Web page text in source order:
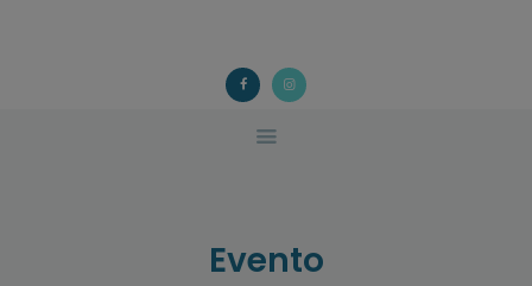
Evento
ACOUGO
Asociación galega de familias de acollida
QUÉ FACEMOS?
ACTIVIDADES